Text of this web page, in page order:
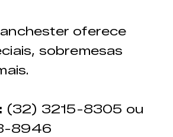
oferece
sobremesas
(32) 3215-8305 ou
8946